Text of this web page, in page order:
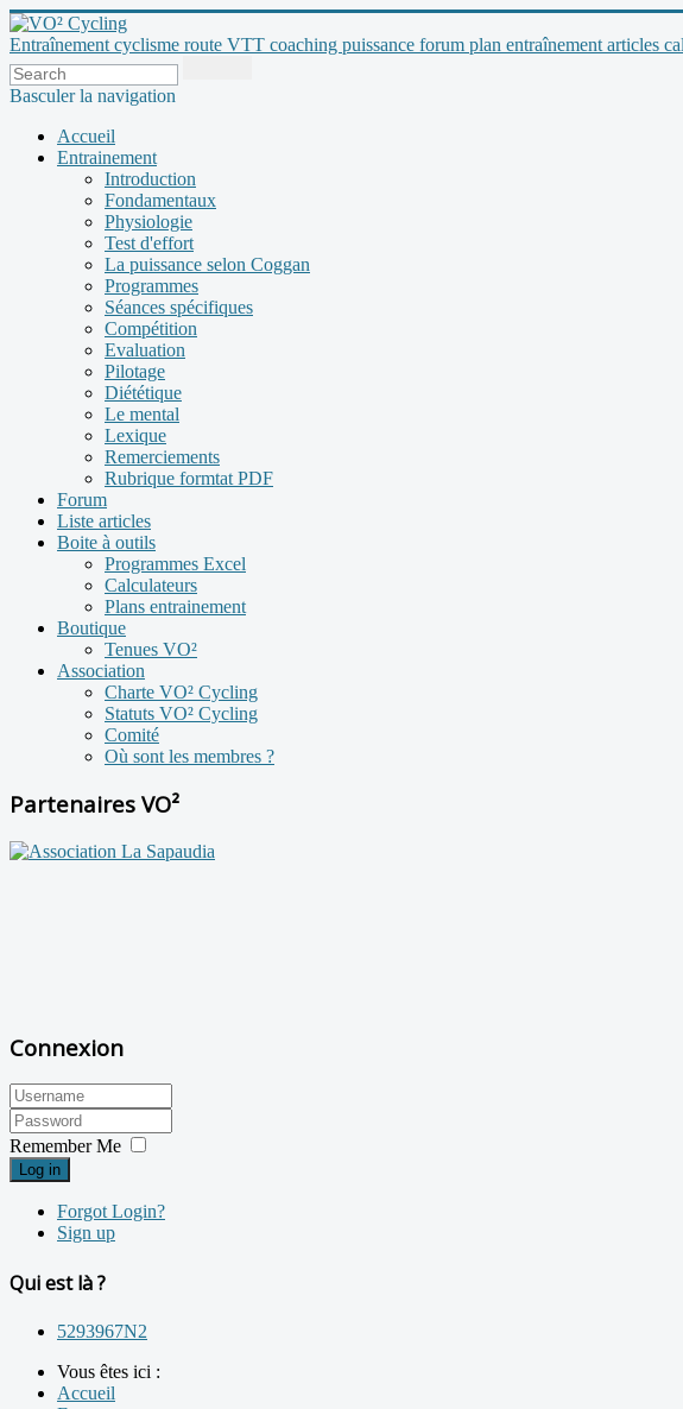
Entraînement cyclisme route VTT coaching puissance forum plan entraînement articles
Basculer la navigation
Accueil
Entrainement
Introduction
Fondamentaux
Physiologie
Test d'effort
La puissance selon Coggan
Programmes
Séances spécifiques
Compétition
Evaluation
Pilotage
Diététique
Le mental
Lexique
Remerciements
Rubrique formtat PDF
Forum
Liste articles
Boite à outils
Programmes Excel
Calculateurs
Plans entrainement
Boutique
Tenues VO²
Association
Charte VO² Cycling
Statuts VO² Cycling
Comité
Où sont les membres ?
Partenaires VO²
Connexion
Remember Me
Log in
Forgot Login?
Sign up
Qui est là ?
5293967N2
Vous êtes ici :
Accueil